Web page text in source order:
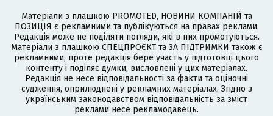
Матеріали з плашкою PROMOTED, НОВИНИ КОМПАНІЙ та
ПОЗИЦІЯ є рекламними та публікуються на правах реклами.
Редакція може не поділяти погляди, які в них промотуються.
Матеріали з плашкою СПЕЦПРОЄКТ та ЗА ПІДТРИМКИ також є
рекламними, проте редакція бере участь у підготовці цього
контенту і поділяє думки, висловлені у цих матеріалах.
Редакція не несе відповідальності за факти та оціночні
судження, оприлюднені у рекламних матеріалах. Згідно з
українським законодавством відповідальність за зміст
реклами несе рекламодавець.